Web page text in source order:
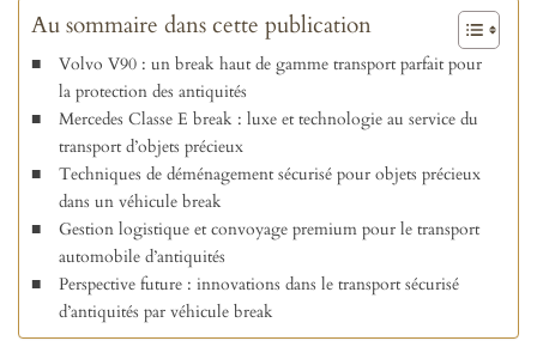
Au sommaire dans cette publication
Volvo V90 : un break haut de gamme transport parfait pour
la protection des antiquités
Mercedes Classe E break : luxe et technologie au service du
transport d’objets précieux
Techniques de déménagement sécurisé pour objets précieux
dans un véhicule break
Gestion logistique et convoyage premium pour le transport
automobile d’antiquités
Perspective future : innovations dans le transport sécurisé
d’antiquités par véhicule break